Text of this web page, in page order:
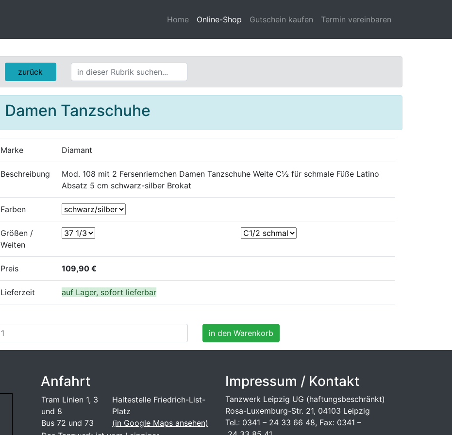
Home Online-Shop Gutschein kaufen Termin vereinbaren
zurück
Damen Tanzschuhe
Marke Diamant
Beschreibung
Mod. 108 mit 2 Fersenriemchen Damen Tanzschuhe Weite C½ für schmale Füße Latino
Absatz 5 cm schwarz-silber Brokat
Farben
Größen /
Weiten
Preis 109,90 €
Lieferzeit auf Lager, sofort lieferbar
Anfahrt
Tram Linien 1, 3
und 8
Bus 72 und 73
Haltestelle Friedrich-List-
Platz
(in Google Maps ansehen)
Impressum / Kontakt
Tanzwerk Leipzig UG (haftungsbeschränkt)
Rosa-Luxemburg-Str. 21, 04103 Leipzig
Tel.: 0341 – 24 33 66 48, Fax: 0341 –